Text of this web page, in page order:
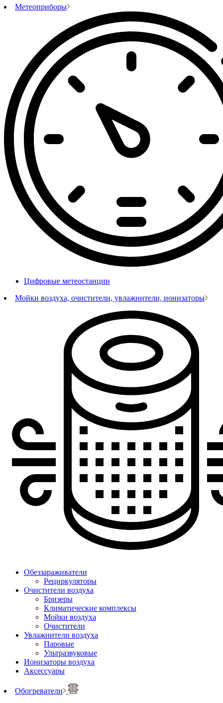
Метеоприборы
Цифровые метеостанции
Мойки воздуха, очистители, увлажнители, ионизаторы
Обеззараживатели
Рециркуляторы
Очистители воздуха
Бризеры
Климатические комплексы
Мойки воздуха
Очистители
Увлажнители воздуха
Паровые
Ультразвуковые
Ионизаторы воздуха
Аксессуары
Обогреватели